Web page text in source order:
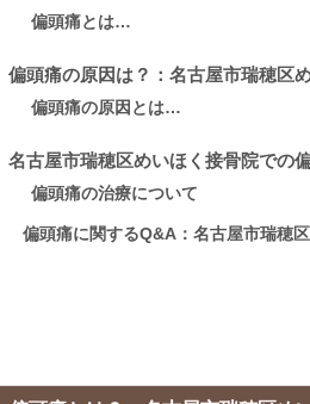
偏頭痛とは…
偏頭痛の原因は？：名古屋市瑞穂区
偏頭痛の原因とは…
名古屋市瑞穂区めいほく接骨院での
偏頭痛の治療について
偏頭痛に関するQ&A：名古屋市瑞穂